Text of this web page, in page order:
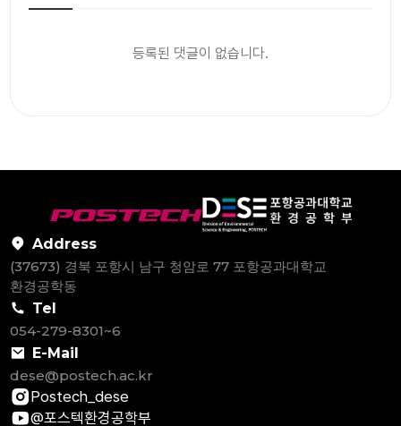
등록된 댓글이 없습니다.
Address
(37673) 경북 포항시 남구 청암로 77 포항공과대학교
환경공학동
Tel
054-279-8301~6
E-Mail
dese@postech.ac.kr
Postech_dese
@포스텍환경공학부